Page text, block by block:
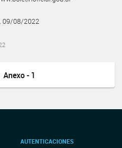
09/08/2022
- 1
AUTENTICACIONES